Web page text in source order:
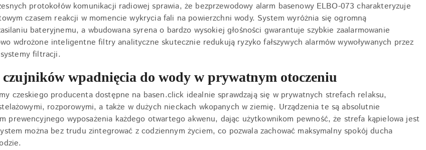
protokołów komunikacji radiowej sprawia, że bezprzewodowy alarm basenowy ELBO-073 charakteryzuje
czasem reakcji w momencie wykrycia fali na powierzchni wody. System wyróżnia się ogromną
bateryjnemu, a wbudowana syrena o bardzo wysokiej głośności gwarantuje szybkie zaalarmowanie
wdrożone inteligentne filtry analityczne skutecznie redukują ryzyko fałszywych alarmów wywoływanych przez
filtracji.
czujników wpadnięcia do wody w prywatnym otoczeniu
czeskiego producenta dostępne na basen.click idealnie sprawdzają się w prywatnych strefach relaksu,
rozporowymi, a także w dużych nieckach wkopanych w ziemię. Urządzenia te są absolutnie
prewencyjnego wyposażenia każdego otwartego akwenu, dając użytkownikom pewność, że strefa kąpielowa jest
można bez trudu zintegrować z codziennym życiem, co pozwala zachować maksymalny spokój ducha